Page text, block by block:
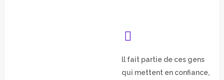
ll fait partie de ces gens
qui mettent en confiance,